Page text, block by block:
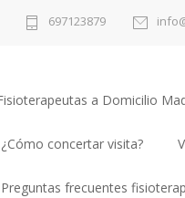
697123879
a Domicilio
¿Cómo concertar visita?
Preguntas frecuentes